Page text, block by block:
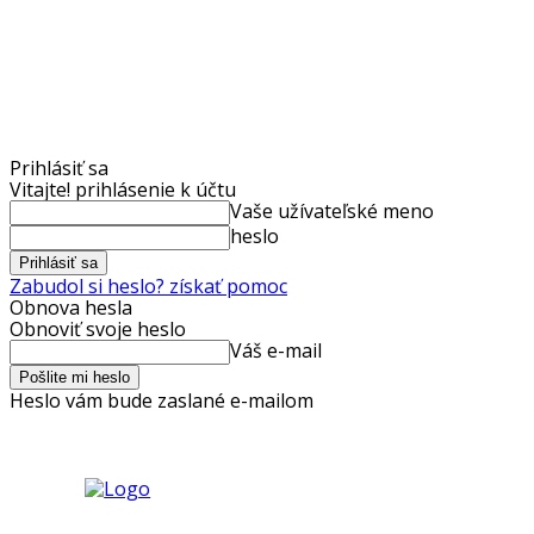
Prihlásiť sa
Vitajte! prihlásenie k účtu
Vaše užívateľské meno
heslo
Zabudol si heslo? získať pomoc
Obnova hesla
Obnoviť svoje heslo
Váš e-mail
Heslo vám bude zaslané e-mailom